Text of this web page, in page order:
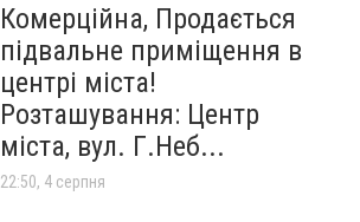
Комерційна, Продається
підвальне приміщення в
центрі міста!
Розташування: Центр
міста, вул. Г.Неб...
22:50, 4 серпня